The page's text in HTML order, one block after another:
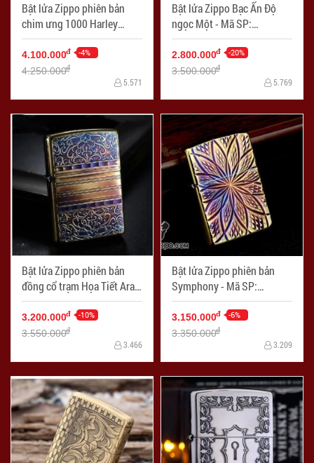
Bật lửa Zippo phiên bản
chim ưng 1000 Harley
Davidson - Mã SP:
ZPC0909
4.100.000đ -4%
4.250.000đ
5.571
Bật lửa Zippo Bạc Ấn Độ
ngọc Một - Mã SP:
ZPC0911
2.800.000đ -20%
3.500.000đ
5.769
Bật lửa Zippo phiên bản
đồng cổ trạm Họa Tiết Arab
- Mã SP: ZPC0949
3.200.000đ -10%
3.550.000đ
3.466
Bật lửa Zippo phiên bản
Symphony - Mã SP:
ZPC0956
3.150.000đ -6%
3.350.000đ
3.209